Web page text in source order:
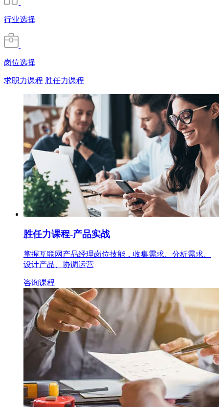
行业选择
岗位选择
求职力课程 胜任力课程
胜任力课程-产品实战
掌握互联网产品经理岗位技能，收集需求、分析需求、
设计产品、协调运营
咨询课程